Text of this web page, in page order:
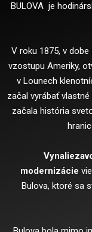
BULOVA je
V roku 1875, v
vzostupu Ameriky,
v Lounech
začal vyrábať
začala história
modernizácie
Bulova, ktoré sa